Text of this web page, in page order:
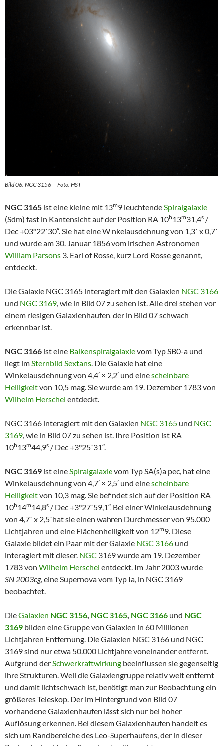
Bild 06: NGC 3156 – Foto: HST
NGC 3165 ist eine kleine mit 13m9 leuchtendeSpiralgalaxie
(Sdm) fast in Kantensicht auf der Position RA 10h13m31,4s /
Dec +03°22´30“. Sie hat eine Winkelausdehnung von 1,3´ x 0,7´
und wurde am 30. Januar 1856 vom irischen Astronomen
William Parsons 3. Earl of Rosse, kurz Lord Rosse genannt,
entdeckt.
Die Galaxie NGC 3165 interagiert mit den Galaxien NGC 3166
und NGC 3169, wie in Bild 07 zu sehen ist. Alle drei stehen vor
einem riesigen Galaxienhaufen, der in Bild 07 schwach
erkennbar ist.
NGC 3166 ist eine Balkenspiralgalaxievom Typ SB0-a und
liegt imSternbild Sextans. Die Galaxie hat eine
Winkelausdehnung von 4,4′ × 2,2′ und einescheinbare
Helligkeitvon 10,5 mag. Sie wurde am 19. Dezember 1783 von
Wilhelm Herschel entdeckt.
NGC 3166 interagiert mit den Galaxien NGC 3165 und NGC
3169, wie in Bild 07 zu sehen ist. Ihre Position ist RA
10h13m44,9s / Dec +3°25´31“.
NGC 3169 ist eineSpiralgalaxievom Typ SA(s)a pec, hat eine
Winkelausdehnung von 4,7′ × 2,5′ und einescheinbare
Helligkeitvon 10,3 mag. Sie befindet sich auf der Position RA
10h14m14,8s / Dec +3°27´59,1“. Bei einer Winkelausdehnung
von 4,7´ x 2,5´hat sie einen wahren Durchmesser von 95.000
Lichtjahren und eine Flächenhelligkeit von 12m9. Diese
Galaxie bildet ein Paar mit der Galaxie NGC 3166 und
interagiert mit dieser. NGC 3169 wurde am 19. Dezember
1783 von Wilhelm Herschel entdeckt. Im Jahr 2003 wurde
SN 2003cg, eine Supernova vom Typ Ia, in NGC 3169
beobachtet.
DieGalaxien NGC 3156, NGC 3165, NGC 3166 und NGC
3169 bilden eine Gruppe von Galaxien in 60 Millionen
Lichtjahren Entfernung. Die Galaxien NGC 3166 und NGC
3169 sind nur etwa 50.000 Lichtjahre voneinander entfernt.
Aufgrund derSchwerkraftwirkung beeinflussen sie gegenseitig
ihre Strukturen. Weil die Galaxiengruppe relativ weit entfernt
und damit lichtschwach ist, benötigt man zur Beobachtung ein
größeres Teleskop. Der im Hintergrund von Bild 07
vorhandene Galaxienhaufen lässt sich nur bei hoher
Auflösung erkennen. Bei diesem Galaxienhaufen handelt es
sich um Randbereiche des Leo-Superhaufens, der in dieser